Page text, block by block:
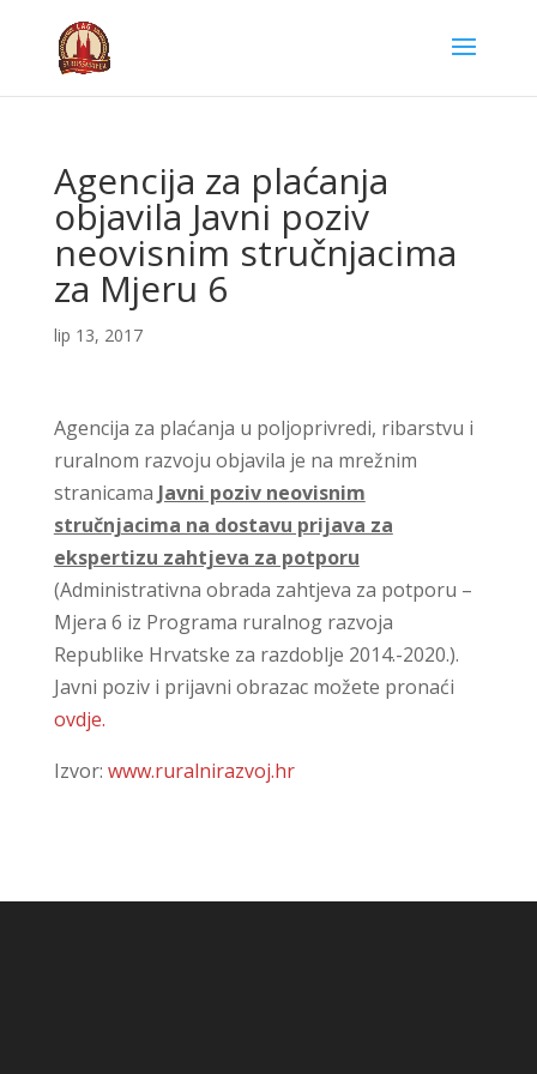
Agencija za plaćanja
objavila Javni poziv
neovisnim stručnjacima
za Mjeru 6
lip 13, 2017
Agencija za plaćanja u poljoprivredi, ribarstvu i
ruralnom razvoju objavila je na mrežnim
stranicama Javni poziv neovisnim
stručnjacima na dostavu prijava za
ekspertizu zahtjeva za potporu
(Administrativna obrada zahtjeva za potporu –
Mjera 6 iz Programa ruralnog razvoja
Republike Hrvatske za razdoblje 2014.-2020.).
Javni poziv i prijavni obrazac možete pronaći
ovdje.
Izvor: www.ruralnirazvoj.hr